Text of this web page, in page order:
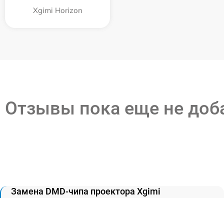
Xgimi Horizon
Отзывы пока еще не
Замена DMD-чипа проектора Xgimi